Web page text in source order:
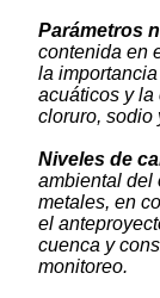
Parámetros
contenida en
la
acuáticos y la
cloruro, sodio
Niveles de
ambiental del
metales, en
el
cuenca y
monitoreo.